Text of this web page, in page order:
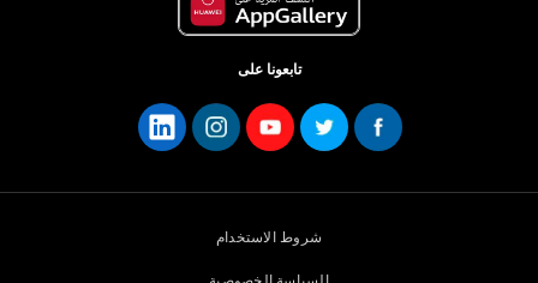
تابعونا على
شروط الاستخدام